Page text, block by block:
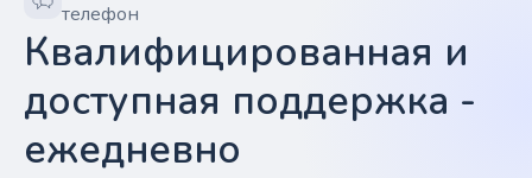
телефон
Квалифицированная и
доступная поддержка -
ежедневно